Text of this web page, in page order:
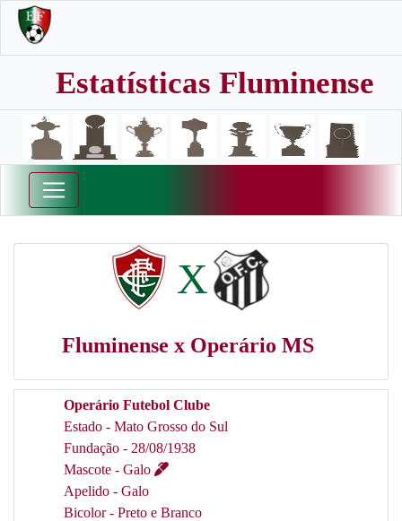
Estatísticas Fluminense
X
Fluminense x Operário MS
Operário Futebol Clube
Estado - Mato Grosso do Sul
Fundação - 28/08/1938
Mascote - Galo
Apelido - Galo
Bicolor - Preto e Branco